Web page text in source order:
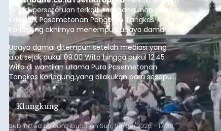
terjadi perseteruan terkait pembangunan di Pura
Kawitan, Pasemetonan Pangeran Tangkas
Koriagung akhirnya menempuh upaya damai,
pada Minggu (9/8/2026).
Upaya damai ditempuh setelah mediasi yang
alot sejak pukul 09.00 Wita hingga pukul 12.45
Wita di wantilan utama Pura Pasemetonan
Tangkas Koriagung,yang dilakukan para sesepuh
kedua belah pihak yang berseberangan.
Klungkung
Submitted bycontributoronSun, 08/09/2026 - 17:38